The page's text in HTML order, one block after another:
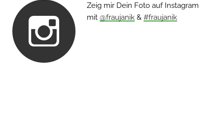
Zeig mir Dein Foto auf Instagram
mit @fraujanik& #fraujanik